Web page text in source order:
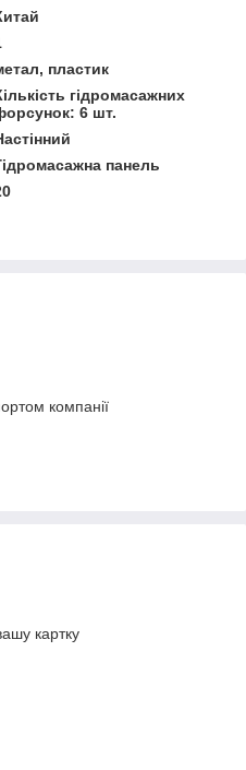
пластик
гідромасажних
6 шт.
панель
компанії
картку